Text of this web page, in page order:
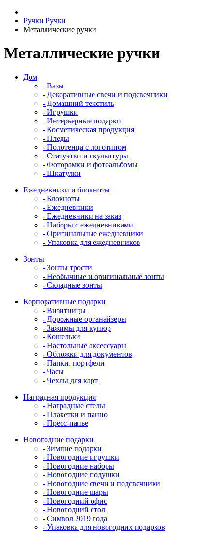
Ручки Ручки
Металлические ручки
Металлические ручки
Дом
- Вазы
- Декоративные свечи и подсвечники
- Домашний текстиль
- Игрушки
- Интерьерные подарки
- Косметическая продукция
- Пледы
- Полотенца с логотипом
- Статуэтки и скульптуры
- Фоторамки и фотоальбомы
- Шкатулки
Ежедневники и блокноты
- Блокноты
- Ежедневники
- Ежедневники на заказ
- Наборы с ежедневниками
- Оригинальные ежедневники
- Упаковка для ежедневников
Зонты
- Зонты трости
- Необычные и оригинальные зонты
- Складные зонты
Корпоративные подарки
- Визитницы
- Дорожные органайзеры
- Зажимы для купюр
- Кошельки
- Настольные аксессуары
- Обложки для документов
- Папки, портфели
- Часы
- Чехлы для карт
Наградная продукция
- Наградные стелы
- Плакетки и панно
- Пресс-папье
Новогодние подарки
- Зимние подарки
- Новогодние игрушки
- Новогодние наборы
- Новогодние подушки
- Новогодние свечи и подсвечники
- Новогодние шары
- Новогодний офис
- Новогодний стол
- Символ 2019 года
- Упаковка для новогодних подарков